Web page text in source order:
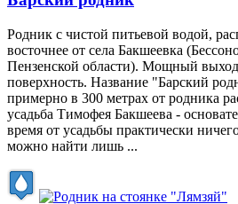
Родник с чистой питьевой водой,
восточнее от села Бакшеевка
Пензенской области). Мощный
поверхность. Название "Барский
примерно в 300 метрах от родника
усадьба Тимофея Бакшеева -
время от усадьбы практически
можно найти лишь ...